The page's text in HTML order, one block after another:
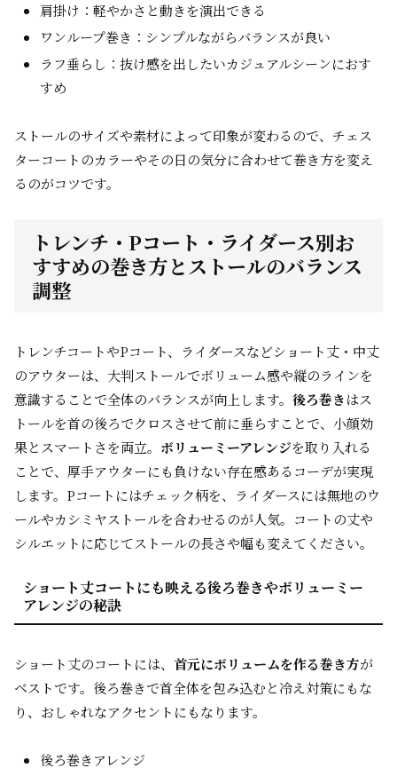
肩掛け：軽やかさと動きを演出できる
ワンループ巻き：シンプルながらバランスが良い
ラフ垂らし：抜け感を出したいカジュアルシーンにおす
すめ
ストールのサイズや素材によって印象が変わるので、チェス
ターコートのカラーやその日の気分に合わせて巻き方を変え
るのがコツです。
トレンチ・Pコート・ライダース別お
すすめの巻き方とストールのバランス
調整
トレンチコートやPコート、ライダースなどショート丈・中丈
のアウターは、大判ストールでボリューム感や縦のラインを
意識することで全体のバランスが向上します。 後ろ巻きはス
トールを首の後ろでクロスさせて前に垂らすことで、小顔効
果とスマートさを両立。 ボリューミーアレンジを取り入れる
ことで、厚手アウターにも負けない存在感あるコーデが実現
します。Pコートにはチェック柄を、ライダースには無地のウ
ールやカシミヤストールを合わせるのが人気。コートの丈や
シルエットに応じてストールの長さや幅も変えてください。
ショート丈コートにも映える後ろ巻きやボリューミー
アレンジの秘訣
ショート丈のコートには、 首元にボリュームを作る巻き方が
ベストです。後ろ巻きで首全体を包み込むと冷え対策にもな
り、おしゃれなアクセントにもなります。
後ろ巻きアレンジ